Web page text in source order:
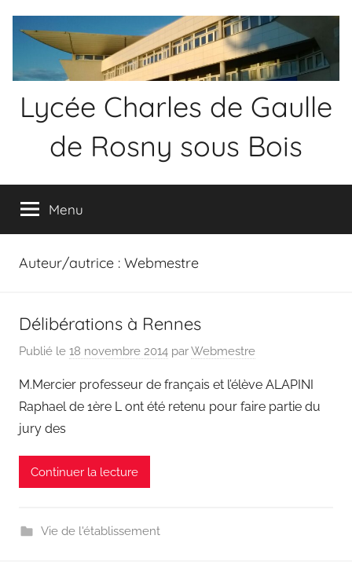
Lycée Charles de Gaulle
de Rosny sous Bois
Menu
Auteur/autrice : Webmestre
Délibérations à Rennes
Publié le 18 novembre 2014 parWebmestre
M.Mercier professeur de français et l’élève ALAPINI
Raphael de 1ère L ont été retenu pour faire partie du
jury des
Continuer la lecture
Vie de l'établissement